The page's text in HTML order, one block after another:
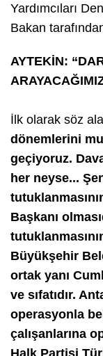
Yardımcıları
Bakan
AYTEKİN:
İlk olarak söz
dönemlerini
geçiyoruz.
her neyse...
Başkanı
Büyükşehir
ortak yanı
ve sıfatıdır.
operasyonla
çalışanlarına
Halk Partisi